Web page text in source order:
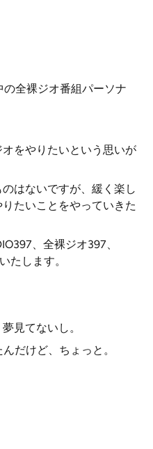
全裸ジオ番組パーソナ
をやりたいという思いが
はないですが、緩く楽し
たいことをやっていきた
、全裸ジオ397、
たします。
見てないし。
だけど、ちょっと。